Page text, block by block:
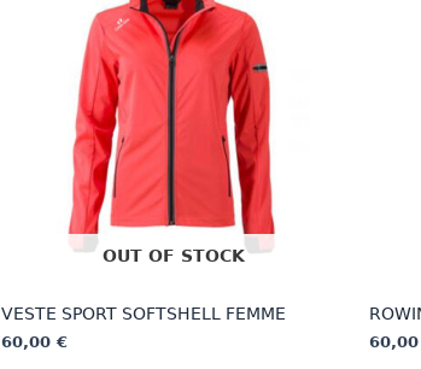
OUT OF STOCK
VESTE SPORT SOFTSHELL FEMME
60,00 € 60,00